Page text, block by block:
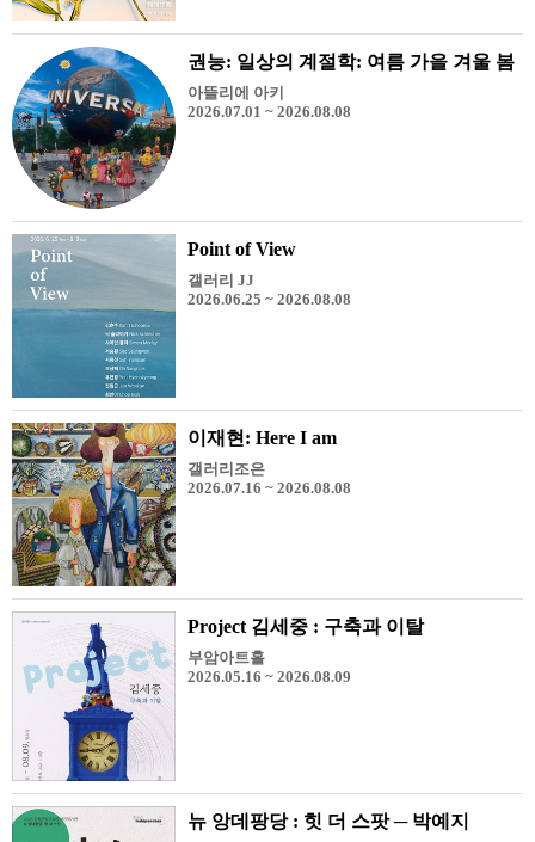
권능: 일상의 계절학: 여름 가을 겨울 봄
아뜰리에 아키
2026.07.01 ~ 2026.08.08
Point of View
갤러리 JJ
2026.06.25 ~ 2026.08.08
이재현: Here I am
갤러리조은
2026.07.16 ~ 2026.08.08
Project 김세중 : 구축과 이탈
부암아트홀
2026.05.16 ~ 2026.08.09
뉴 앙데팡당 : 힛 더 스팟 ─ 박예지